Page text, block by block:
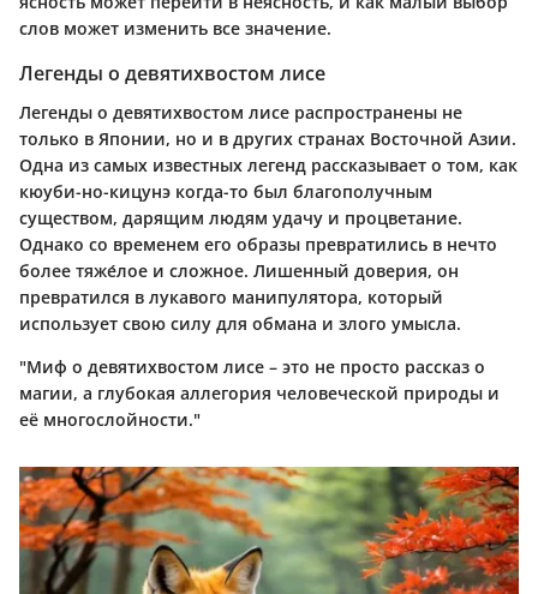
слов может изменить все значение.
Легенды о девятихвостом лисе
Легенды о девятихвостом лисе распространены не
только в Японии, но и в других странах Восточной Азии.
Одна из самых известных легенд рассказывает о том, как
кюуби-но-кицунэ когда-то был благополучным
существом, дарящим людям удачу и процветание.
Однако со временем его образы превратились в нечто
более тяже́лое и сложное. Лишенный доверия, он
превратился в лукавого манипулятора, который
использует свою силу для обмана и злого умысла.
"Миф о девятихвостом лисе – это не просто рассказ о
магии, а глубокая аллегория человеческой природы и
её многослойности."